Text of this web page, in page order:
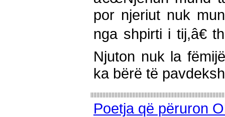
por njeriut nuk
nga shpirti i tij,â€
Njuton nuk la
ka bërë të
Poetja që përuron